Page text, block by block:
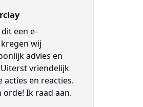
een e-
wij
advies en
vriendelijk
acties en reacties.
Ik raad aan.